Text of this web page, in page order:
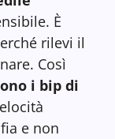
È
rilevi il
Così
i bip di
e non